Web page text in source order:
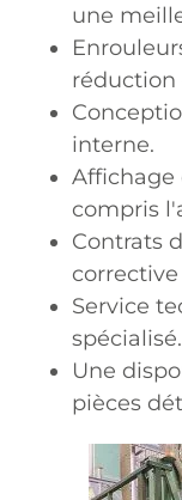
une
réduction
interne.
Affichage
compris
Contrats
Service
spécialisé.
Une
pièces